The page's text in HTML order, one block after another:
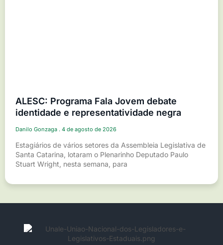
ALESC: Programa Fala Jovem debate
identidade e representatividade negra
Danilo Gonzaga 4 de agosto de 2026
Estagiários de vários setores da Assembleia Legislativa de
Santa Catarina, lotaram o Plenarinho Deputado Paulo
Stuart Wright, nesta semana, para